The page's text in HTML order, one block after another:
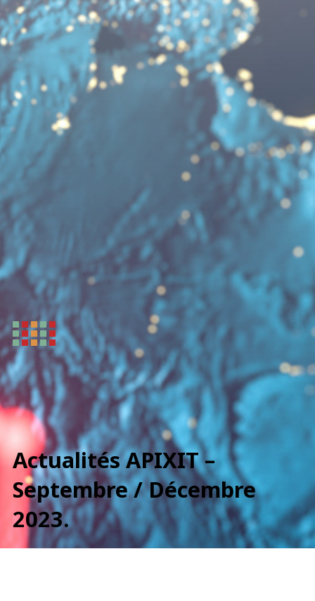
Actualités APIXIT –
Septembre / Décembre
2023.